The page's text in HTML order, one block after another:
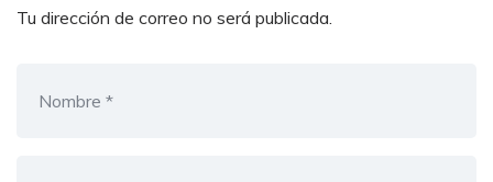
Tu dirección de correo no será publicada.